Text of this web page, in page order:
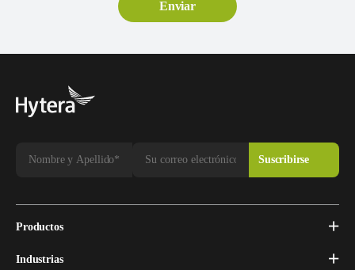
Productos
Industrias